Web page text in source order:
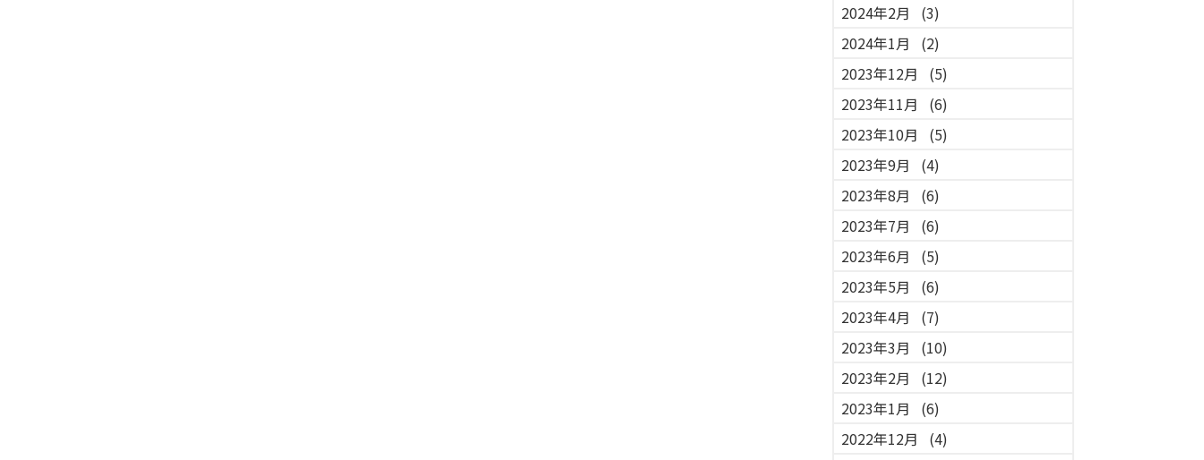
2024年2月
(3)
2024年1月
(2)
2023年12月
(5)
2023年11月
(6)
2023年10月
(5)
2023年9月
(4)
2023年8月
(6)
2023年7月
(6)
2023年6月
(5)
2023年5月
(6)
2023年4月
(7)
2023年3月
(10)
2023年2月
(12)
2023年1月
(6)
2022年12月
(4)